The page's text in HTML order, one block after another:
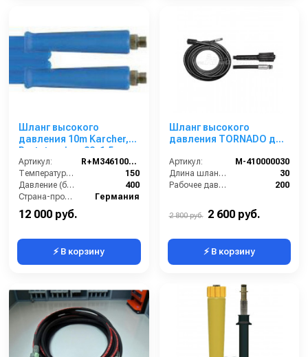
Шланг высокого
давления 10m Karcher,
Portotecnica, 22х1,5
Артикул:
R+M3461006109
Температура (°C):
150
Давление (бар):
400
Страна-производитель:
Германия
12 000 руб.
⚡ В корзину
Шланг высокого
давления TORNADO для
канализационных труб
DN05 200 бар 30 м
Артикул:
M-410000030
Длина шланга ВД (м):
30
Рабочее давление (бар):
200
2 800 руб. 2 600 руб.
⚡ В корзину